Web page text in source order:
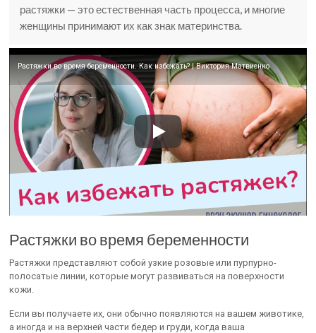
растяжки — это естественная часть процесса, и многие
женщины принимают их как знак материнства.
Растяжки во время беременности. Как избежать? | Виктория Матвиенко
Растяжки во время беременности
Растяжки представляют собой узкие розовые или пурпурно-
полосатые линии, которые могут развиваться на поверхности
кожи.
Если вы получаете их, они обычно появляются на вашем животике,
а иногда и на верхней части бедер и груди, когда ваша